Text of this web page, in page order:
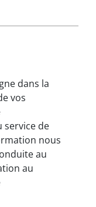
dans la
vos
service de
nous
au
au